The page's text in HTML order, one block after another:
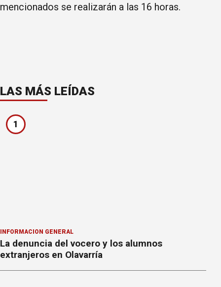
mencionados se realizarán a las 16 horas.
LAS MÁS LEÍDAS
1
INFORMACION GENERAL
La denuncia del vocero y los alumnos
extranjeros en Olavarría